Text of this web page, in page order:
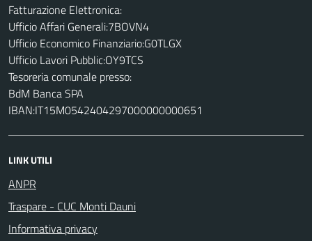
Fatturazione Elettronica:
Ufficio Affari Generali:7BOVN4
Ufficio Economico Finanziario:G0TLGX
Ufficio Lavori Pubblic:OY9TCS
Tesoreria comunale presso:
BdM Banca SPA
IBAN:IT15M0542404297000000000651
LINK UTILI
ANPR
Traspare - CUC Monti Dauni
Informativa privacy